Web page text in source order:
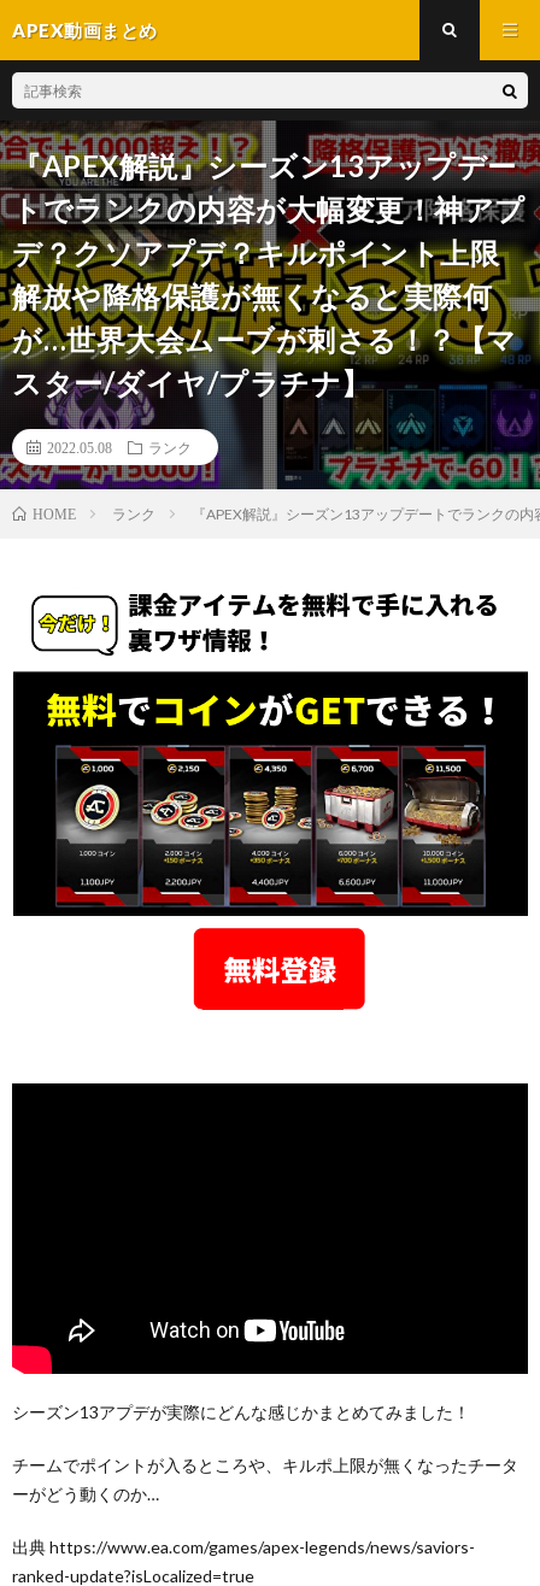
APEX動画まとめ
『APEX解説』シーズン13アップデー
トでランクの内容が大幅変更！神アプ
デ？クソアプデ？キルポイント上限
解放や降格保護が無くなると実際何
が…世界大会ムーブが刺さる！？【マ
スター/ダイヤ/プラチナ】
2022.05.08 ランク
HOME ランク 『APEX解説』シーズン13アップデートでランクの
シーズン13アプデが実際にどんな感じかまとめてみました！
チームでポイントが入るところや、キルポ上限が無くなったチータ
ーがどう動くのか…
出典 https://www.ea.com/games/apex-legends/news/saviors-
ranked-update?isLocalized=true